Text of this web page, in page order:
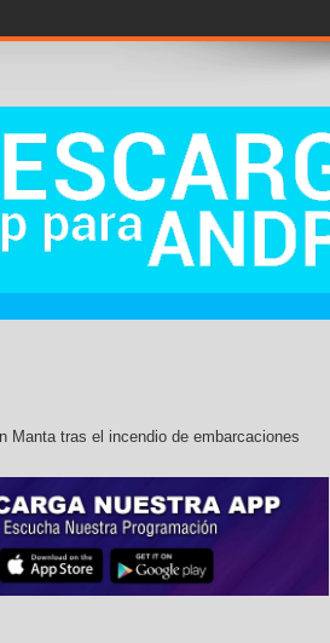
Manta tras el incendio de embarcaciones